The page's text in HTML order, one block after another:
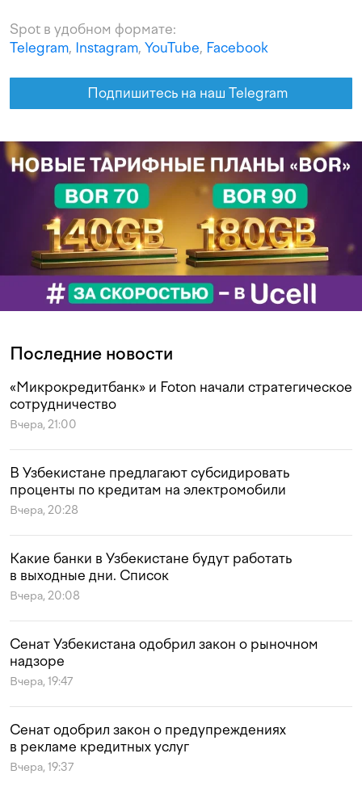
Spot в удобном формате:
Telegram, Instagram, YouTube, Facebook
Подпишитесь на наш Telegram
Последние новости
«Микрокредитбанк» и Foton начали стратегическое
сотрудничество
Вчера, 21:00
В Узбекистане предлагают субсидировать
проценты по кредитам на электромобили
Вчера, 20:28
Какие банки в Узбекистане будут работать
в выходные дни. Список
Вчера, 20:08
Сенат Узбекистана одобрил закон о рыночном
надзоре
Вчера, 19:47
Сенат одобрил закон о предупреждениях
в рекламе кредитных услуг
Вчера, 19:37